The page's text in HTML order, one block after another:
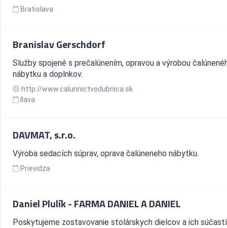
Bratislava
Branislav Gerschdorf
Služby spojené s prečalúnením, opravou a výrobou
nábytku a doplnkov.
http://www.calunnictvodubnica.sk
Ilava
DAVMAT, s.r.o.
Výroba sedacích súprav, oprava čalúneneho nábytku.
Prievidza
Daniel Plulík - FARMA DANIEL A DANIEL
Poskytujeme zostavovanie stolárskych dielcov a ich